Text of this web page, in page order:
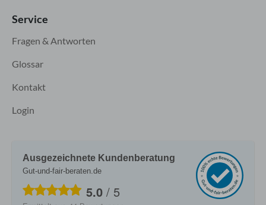
Service
Fragen & Antworten
Glossar
Kontakt
Login
Ausgezeichnete Kundenberatung
Gut-und-fair-beraten.de
5.0/ 5